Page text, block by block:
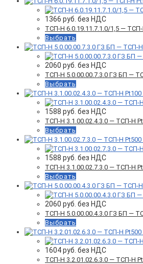
1366 руб. без НДС
ТСП-Н 6.0.19.11.7.1.0/1,5 —
Выбрать
2060 руб. без НДС
ТСП-Н 5.0.00.00.7.3.0 ГЗ БП —
Выбрать
1588 руб. без НДС
ТСП-Н 3.1.00.02.4.3.0 — ТСП-Н
Выбрать
1588 руб. без НДС
ТСП-Н 3.1.00.02.7.3.0 — ТСП-Н
Выбрать
2060 руб. без НДС
ТСП-Н 5.0.00.00.4.3.0 ГЗ БП —
Выбрать
1604руб. без НДС
ТСП-Н 3.2.01.02.6.3.0 — ТСП-Н